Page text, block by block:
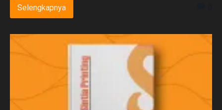
Selengkapnya